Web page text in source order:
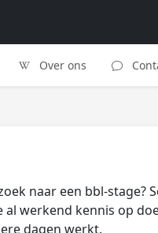
Over ons
naar een bbl-stage?
al werkend kennis op
dagen werkt.